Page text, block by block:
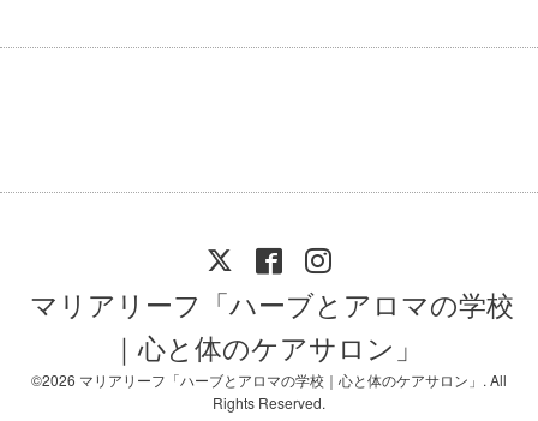
マリアリーフ「ハーブとアロマの学校
｜心と体のケアサロン」
©2026 マリアリーフ「ハーブとアロマの学校｜心と体のケアサロン」 . All
Rights Reserved.